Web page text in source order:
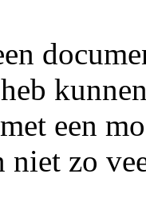
een
niet zo